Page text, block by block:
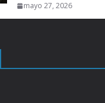
mayo 27, 2026